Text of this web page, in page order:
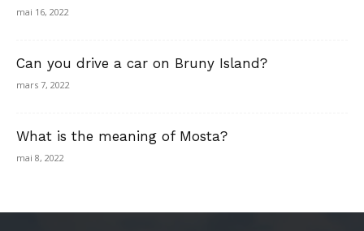
mai 16, 2022
Can you drive a car on Bruny Island?
mars 7, 2022
What is the meaning of Mosta?
mai 8, 2022